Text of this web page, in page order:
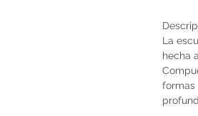
La
hecha
formas